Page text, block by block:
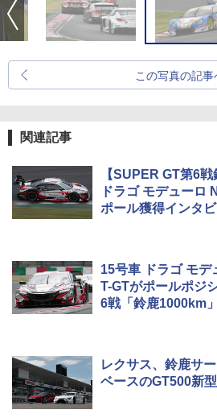
この写真の記事
関連記事
【SUPER GT第6
ドラゴ モデューロ
ポール獲得インタ
15号車 ドラゴ モ
T-GTがポールポジ
6戦「鈴鹿1000km
レクサス、鈴鹿サ
ベースのGT500新